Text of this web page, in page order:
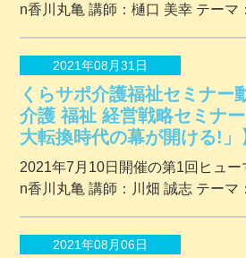
n香川丸亀 講師：樋口 美幸 テーマ
2021年08月31日
くらサポ介護福祉セミナー
介護 福祉 経営戦略セミナ
大転換時代の幕が開ける!」
2021年7月10日開催の第1回ヒュ
n香川丸亀 講師：川畑 誠志 テーマ
2021年08月06日